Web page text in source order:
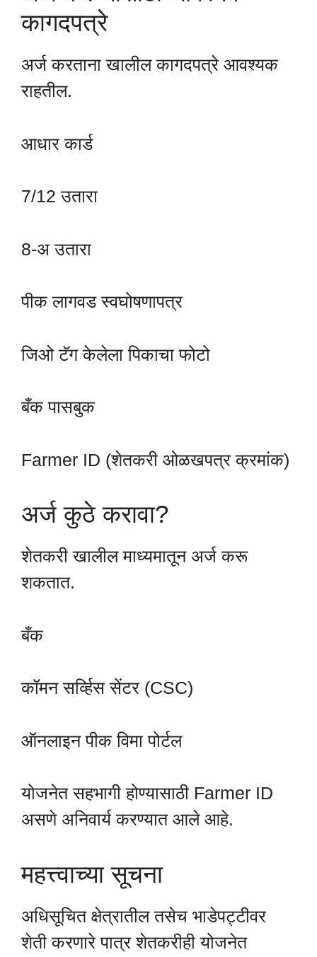
कागदपत्रे
अर्ज करताना खालील कागदपत्रे आवश्यक
राहतील.
आधार कार्ड
7/12 उतारा
8-अ उतारा
पीक लागवड स्वघोषणापत्र
जिओ टॅग केलेला पिकाचा फोटो
बँक पासबुक
Farmer ID (शेतकरी ओळखपत्र क्रमांक)
अर्ज कुठे करावा?
शेतकरी खालील माध्यमातून अर्ज करू
शकतात.
बँक
कॉमन सर्व्हिस सेंटर (CSC)
ऑनलाइन पीक विमा पोर्टल
योजनेत सहभागी होण्यासाठी Farmer ID
असणे अनिवार्य करण्यात आले आहे.
महत्त्वाच्या सूचना
अधिसूचित क्षेत्रातील तसेच भाडेपट्टीवर
शेती करणारे पात्र शेतकरीही योजनेत